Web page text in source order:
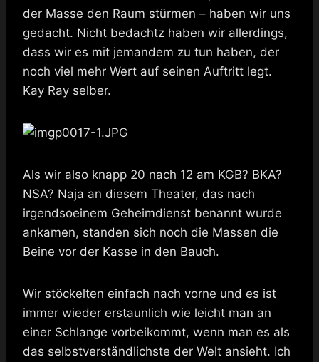
der Masse den Raum stürmen – haben wir uns
gedacht. Nicht bedachtz haben wir allerdings,
dass wir es mit jemandem zu tun haben, der
noch viel mehr Wert auf seinen Auftritt legt.
Kay Ray selber.
Als wir also knapp 20 nach 12 am KGB? BKA?
NSA? Naja an diesem Theater, das nach
irgendsoeinem Geheimdienst benannt wurde
ankamen, standen sich noch die Massen die
Beine vor der Kasse in den Bauch.
Wir stöckelten einfach nach vorne und es ist
immer wieder erstaunlich wie leicht man an
einer Schlange vorbeikommt, wenn man es als
das selbstverständlichste der Welt ansieht. Ich